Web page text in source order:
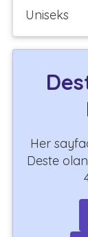
Uniseks
Her
Deste